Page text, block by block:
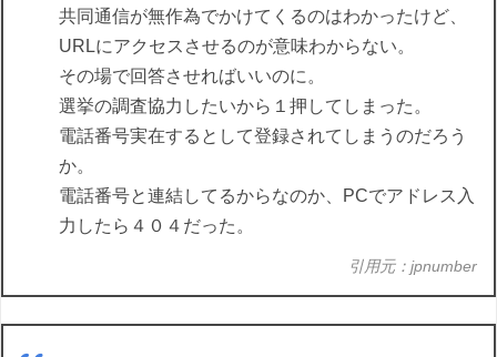
共同通信が無作為でかけてくるのはわかったけど、
URLにアクセスさせるのが意味わからない。
その場で回答させればいいのに。
選挙の調査協力したいから１押してしまった。
電話番号実在するとして登録されてしまうのだろう
か。
電話番号と連結してるからなのか、PCでアドレス入
力したら４０４だった。
引用元：jpnumber